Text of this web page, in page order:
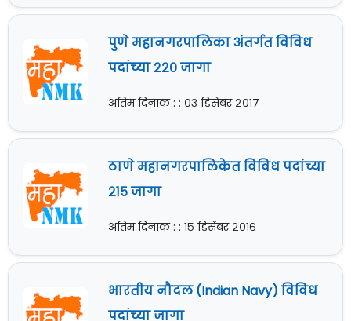
पुणे महानगरपालिका अंतर्गत विविध
पदांच्या २२० जागा
अंतिम दिनांक : : ०३ डिसेंबर २०१७
ठाणे महानगरपालिकेत विविध पदांच्या
२१५ जागा
अंतिम दिनांक : : १५ डिसेंबर २०१६
भारतीय नौदल (Indian Navy) विविध
पदांच्या जागा